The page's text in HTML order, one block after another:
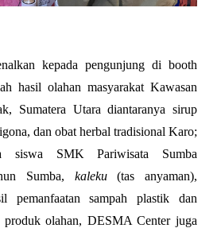
kepada pengunjung di booth
hasil olahan masyarakat Kawasan
Sumatera Utara diantaranya sirup
dan obat herbal tradisional Karo;
siswa SMK Pariwisata Sumba
Sumba, kaleku (tas anyaman),
pemanfaatan sampah plastik dan
produk olahan, DESMA Center juga